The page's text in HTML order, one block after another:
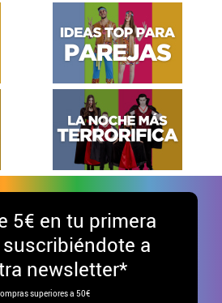
5€ en tu primera
a
newsletter*
superiores a 50€